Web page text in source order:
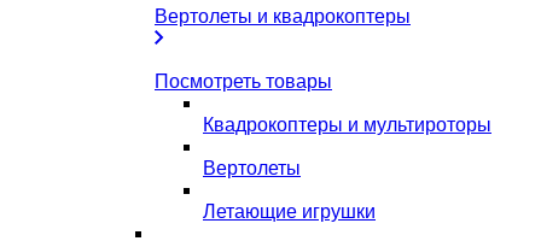
Вертолеты и квадрокоптеры
Посмотреть товары
Квадрокоптеры и мультироторы
Вертолеты
Летающие игрушки